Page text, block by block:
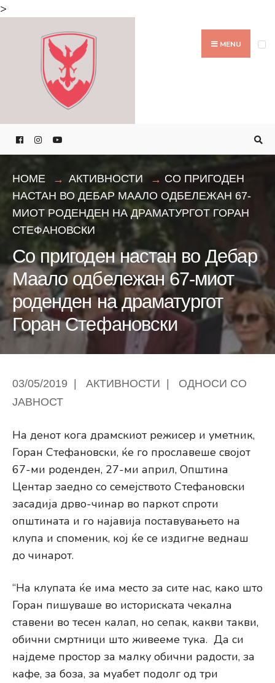
>
MENU
HOME АКТИВНОСТИ
СО ПРИГОДЕН
НАСТАН ВО ДЕБАР МААЛО ОДБЕЛЕЖАН 67-
МИОТ РОДЕНДЕН НА ДРАМАТУРГОТ ГОРАН
СТЕФАНОВСКИ
Со пригоден настан во Дебар
Маало одбележан 67-миот
роденден на драматургот
Горан Стефановски
03/05/2019 АКТИВНОСТИ
ОДНОСИ СО
ЈАВНОСТ
На денот кога драмскиот режисер и уметник,
Горан Стефановски, ќе го прославеше својот
67-ми роденден, 27-ми април, Општина
Центар заедно со семејството Стефановски
засадија дрво-чинар во паркот спроти
општината и го најавија поставувањето на
клупа и споменик, кој ќе се издигне веднаш
до чинарот.
“На клупата ќе има место за сите нас, како што
Горан пишуваше во историската чекална
ставени во тесен калап, но сепак, какви такви,
обични смртници што живееме тука. Да си
најдеме простор за малку обични радости, за
кафе, за боза, за муабет подолг од три